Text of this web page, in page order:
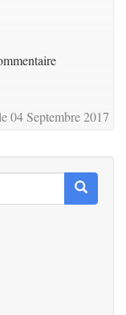
04 Septembre 2017